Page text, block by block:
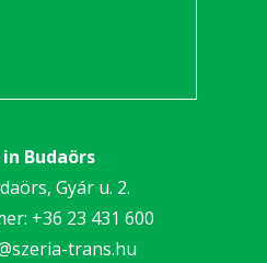
Budaörs
Gyár u. 2.
+36 23 431 600
trans.hu